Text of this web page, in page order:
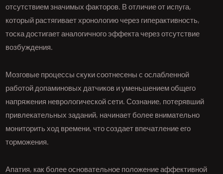
отсутствием значимых факторов. В отличие от испуга,
который растягивает хронологию через гиперактивность,
тоска достигает аналогичного эффекта через отсутствие
возбуждения.
Мозговые процессы скуки соотнесены с ослабленной
работой допаминовых датчиков и уменьшением общего
напряжения неврологической сети. Сознание, потерявший
привлекательных заданий, начинает более внимательно
мониторить ход времени, что создает впечатление его
торможения.
Апатия, как более основательное положение аффективной